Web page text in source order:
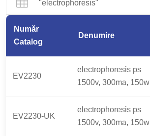
"electrophoresis"
Număr
Catalog
Denumire
EV2230
electrophoresis ps
1500v, 300ma, 150w
EV2230-UK
electrophoresis ps
1500v, 300ma, 150w